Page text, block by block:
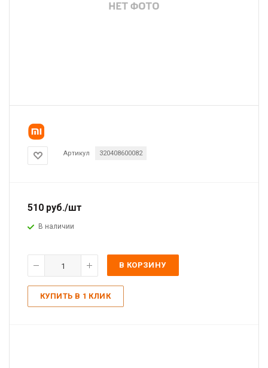
Артикул 320408600082
510 руб./шт
В наличии
В КОРЗИНУ
КУПИТЬ В 1 КЛИК